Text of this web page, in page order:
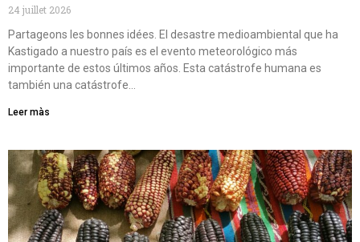
24 juillet 2026
Partageons les bonnes idées. El desastre medioambiental que ha
Kastigado a nuestro país es el evento meteorológico más
importante de estos últimos años. Esta catástrofe humana es
también una catástrofe…
Leer màs